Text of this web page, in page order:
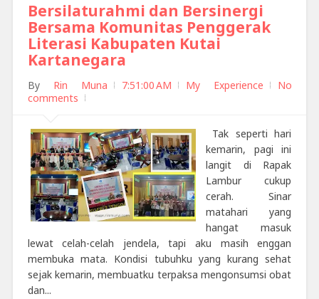
Bersilaturahmi dan Bersinergi
Bersama Komunitas Penggerak
Literasi Kabupaten Kutai
Kartanegara
By Rin Muna 7:51:00 AM My Experience
No
comments
Tak seperti hari
kemarin, pagi ini
langit di Rapak
Lambur cukup
cerah. Sinar
matahari yang
hangat masuk
lewat celah-celah jendela, tapi aku masih enggan
membuka mata. Kondisi tubuhku yang kurang sehat
sejak kemarin, membuatku terpaksa mengonsumsi obat
dan...